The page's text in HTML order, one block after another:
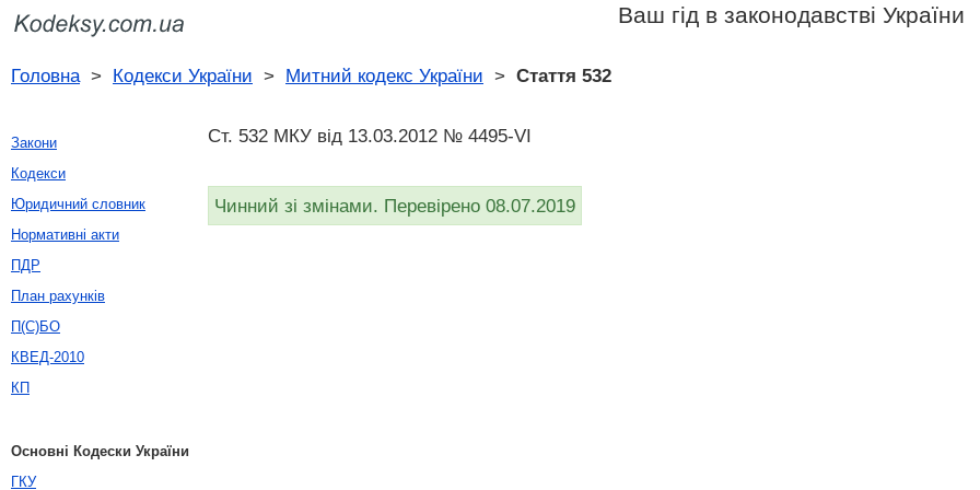
Ваш гід в законодавстві України
Головна> Кодекси України > Митний кодекс України > Стаття 532
Ст. 532 МКУ від 13.03.2012 № 4495-VI
Чинний зі змінами. Перевірено 08.07.2019
Закони
Кодекси
Юридичний словник
Нормативні акти
ПДР
План рахунків
П(С)БО
КВЕД-2010
КП
Основні Кодески України
ГКУ